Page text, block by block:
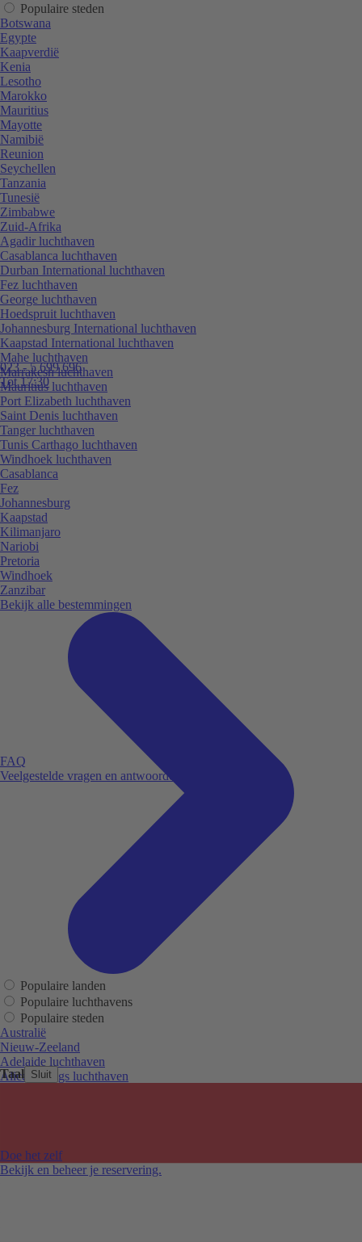
Taal Sluit
023 - 5 699 696
Tot 17:30
FAQ
Veelgestelde vragen en antwoorden.
Doe het zelf
Bekijk en beheer je reservering.
Populaire steden
Botswana
Egypte
Kaapverdië
Kenia
Lesotho
Marokko
Mauritius
Mayotte
Namibië
Reunion
Seychellen
Tanzania
Tunesië
Zimbabwe
Zuid-Afrika
Agadir luchthaven
Casablanca luchthaven
Durban International luchthaven
Fez luchthaven
George luchthaven
Hoedspruit luchthaven
Johannesburg International luchthaven
Kaapstad International luchthaven
Mahe luchthaven
Marrakesh luchthaven
Mauritius luchthaven
Port Elizabeth luchthaven
Saint Denis luchthaven
Tanger luchthaven
Tunis Carthago luchthaven
Windhoek luchthaven
Casablanca
Fez
Johannesburg
Kaapstad
Kilimanjaro
Nariobi
Pretoria
Windhoek
Zanzibar
Bekijk alle bestemmingen
Populaire landen
Populaire luchthavens
Populaire steden
Australië
Nieuw-Zeeland
Adelaide luchthaven
Alice Springs luchthaven
Melbourne Tullamarine luchthaven
Perth luchthaven
Sydney luchthaven